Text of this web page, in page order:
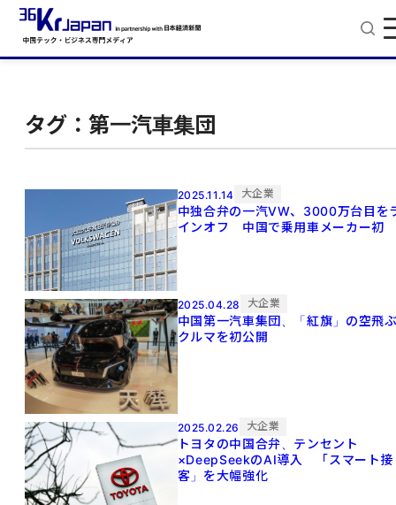
タグ：第一汽車集団
2025.11.14 大企業
中独合弁の一汽VW、3000万台目を
インオフ 中国で乗用車メーカー初
2025.04.28 大企業
中国第一汽車集団、「紅旗」の空飛
クルマを初公開
2025.02.26 大企業
トヨタの中国合弁、テンセント
×DeepSeekのAI導入 「スマート接
客」を大幅強化